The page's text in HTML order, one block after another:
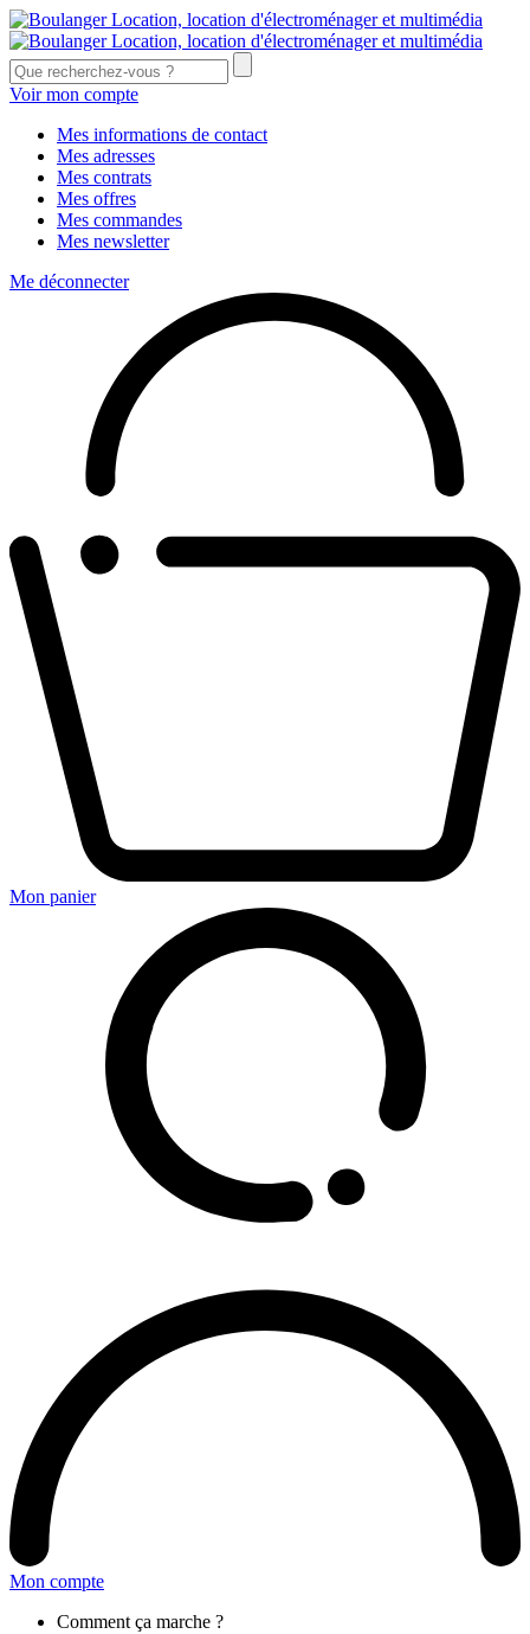
Voir mon compte
Mes informations de contact
Mes adresses
Mes contrats
Mes offres
Mes commandes
Mes newsletter
Me déconnecter
Mon panier
Mon compte
Comment ça marche ?